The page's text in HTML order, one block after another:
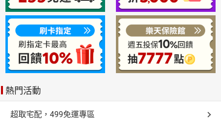
熱門活動
超取宅配，499免運專區